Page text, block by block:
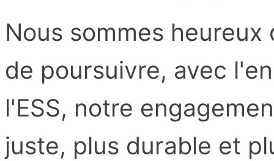
Nous sommes
de poursuivre, avec
l'ESS, notre
juste, plus durable et